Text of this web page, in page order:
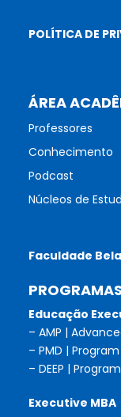
POLÍTICA DE
ÁREA
Professores
Conhecimento
Podcast
Núcleos de
Faculdade
PROGRAMAS
Educação
– AMP |
– PMD |
– DEEP |
Executive MBA